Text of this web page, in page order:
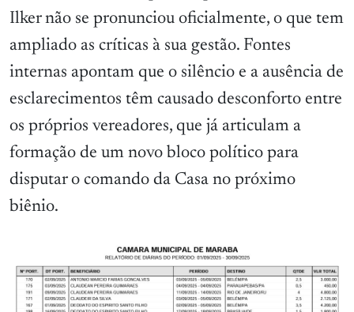
Ilker não se pronunciou oficialmente, o que tem
ampliado as críticas à sua gestão. Fontes
internas apontam que o silêncio e a ausência de
esclarecimentos têm causado desconforto entre
os próprios vereadores, que já articulam a
formação de um novo bloco político para
disputar o comando da Casa no próximo
biênio.